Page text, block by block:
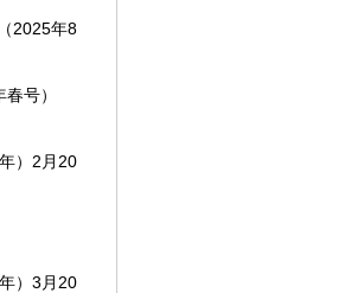
2025年8
号）
）2月20
）3月20